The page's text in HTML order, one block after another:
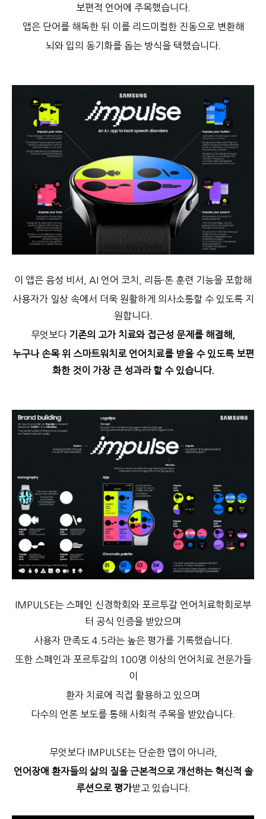
보편적 언어에 주목했습니다.
앱은 단어를 해독한 뒤 이를 리드미컬한 진동으로 변환해
뇌와 입의 동기화를 돕는 방식을 택했습니다.
이 앱은 음성 비서, AI 언어 코치, 리듬·톤 훈련 기능을 포함해
사용자가 일상 속에서 더욱 원활하게 의사소통할 수 있도록 지
원합니다.
무엇보다 기존의 고가 치료와 접근성 문제를 해결해,
누구나 손목 위 스마트워치로 언어치료를 받을 수 있도록 보편
화한 것이 가장 큰 성과라 할 수 있습니다.
IMPULSE는 스페인 신경학회와 포르투갈 언어치료학회로부
터 공식 인증을 받았으며
사용자 만족도 4.5라는 높은 평가를 기록했습니다.
또한 스페인과 포르투갈의 100명 이상의 언어치료 전문가들
이
환자 치료에 직접 활용하고 있으며
다수의 언론 보도를 통해 사회적 주목을 받았습니다.
무엇보다 IMPULSE는 단순한 앱이 아니라,
언어장애 환자들의 삶의 질을 근본적으로 개선하는 혁신적 솔
루션으로 평가받고 있습니다.